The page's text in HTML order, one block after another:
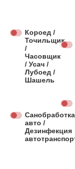
Короед /
Точильщик
/
Часовщик
/ Усач /
Лубоед /
Шашель
Санобработка
авто /
Дезинфекция